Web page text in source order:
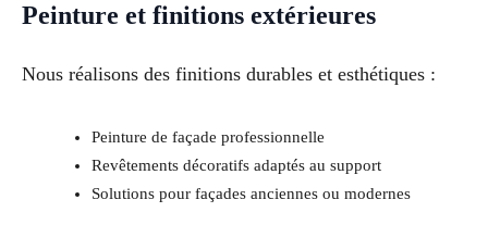
Peinture et finitions extérieures
Nous réalisons des finitions durables et esthétiques :
Peinture de façade professionnelle
Revêtements décoratifs adaptés au support
Solutions pour façades anciennes ou modernes